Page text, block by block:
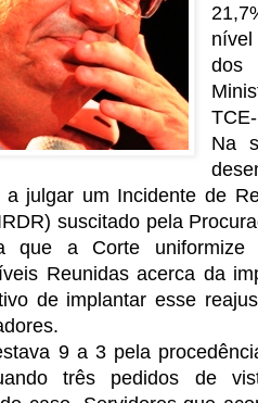
dos
Na
a julgar um Incidente de
suscitado pela
que a Corte uniformize
Reunidas acerca da
de implantar esse
9 a 3 pela
três pedidos de